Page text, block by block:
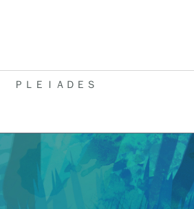
ＰＬＥＩＡＤＥＳ